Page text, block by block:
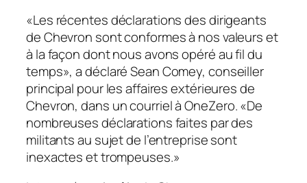
«Les récentes déclarations des dirigeants
de Chevron sont conformes à nos valeurs et
à la façon dont nous avons opéré au fil du
temps», a déclaré Sean Comey, conseiller
principal pour les affaires extérieures de
Chevron, dans un courriel àOneZero. «De
nombreuses déclarations faites par des
militants au sujet de l’entreprise sont
inexactes et trompeuses.»